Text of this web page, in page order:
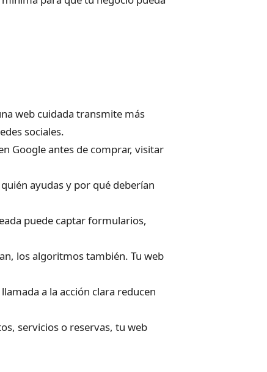
web cuidada transmite más
sociales.
Google antes de comprar, visitar
ayudas y por qué deberían
puede captar formularios,
los algoritmos también. Tu web
a la acción clara reducen
servicios o reservas, tu web